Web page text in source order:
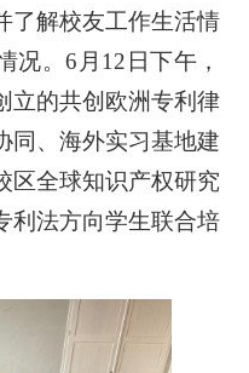
了解校友工作生活情
况。6月12日下午，
立的共创欧洲专利律
同、海外实习基地建
区全球知识产权研究
利法方向学生联合培